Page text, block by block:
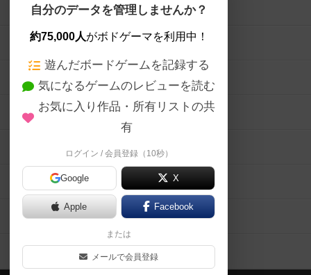
自分のデータを管理しませんか？
約75,000人がボドゲーマを利用中！
遊んだボードゲームを記録する
気になるゲームのレビューを読む
お気に入り作品・所有リストの共
有
ログイン / 会員登録（10秒）
Google X
Apple Facebook
または
メールで会員登録
ボードゲームを検索する
ボードゲームの新着レビュー
ボードゲーム会情報
メカニクス特集
掲示板・トピックス
ボドとも・会員一覧
ボードゲーム業界コラム
ボドゲーマご利用案内